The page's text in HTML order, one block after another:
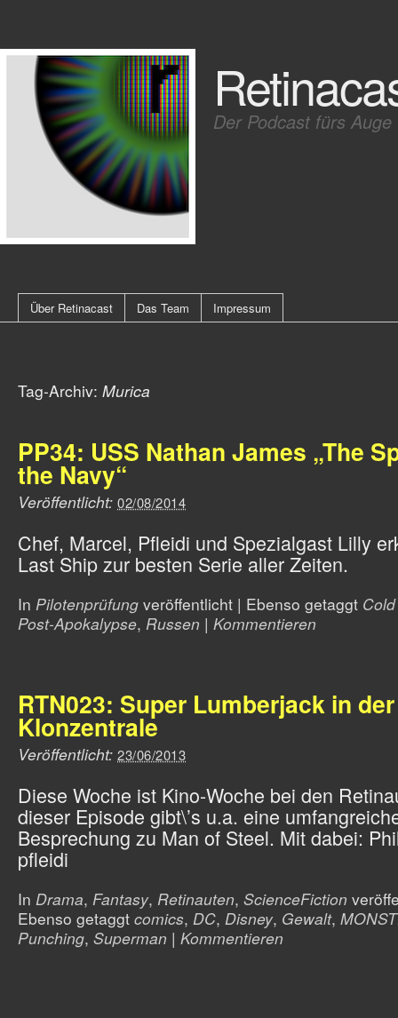
Der Podcast fürs Auge
Über Retinacast Das Team Impressum
Tag-Archiv: Murica
PP34: USS Nathan James „The
the Navy“
Veröffentlicht: 02/08/2014
Chef, Marcel, Pfleidi und Spezialgast Lilly
Last Ship zur besten Serie aller Zeiten.
In Pilotenprüfung veröffentlicht | Ebenso getaggt
Post-Apokalypse, Russen | Kommentieren
RTN023: Super Lumberjack in der
Klonzentrale
Veröffentlicht: 23/06/2013
Diese Woche ist Kino-Woche bei den
dieser Episode gibt\’s u.a. eine
Besprechung zu Man of Steel. Mit dabei:
pfleidi
In Drama, Fantasy, Retinauten, ScienceFiction
Ebenso getaggt comics, DC, Disney, Gewalt,
Punching, Superman | Kommentieren